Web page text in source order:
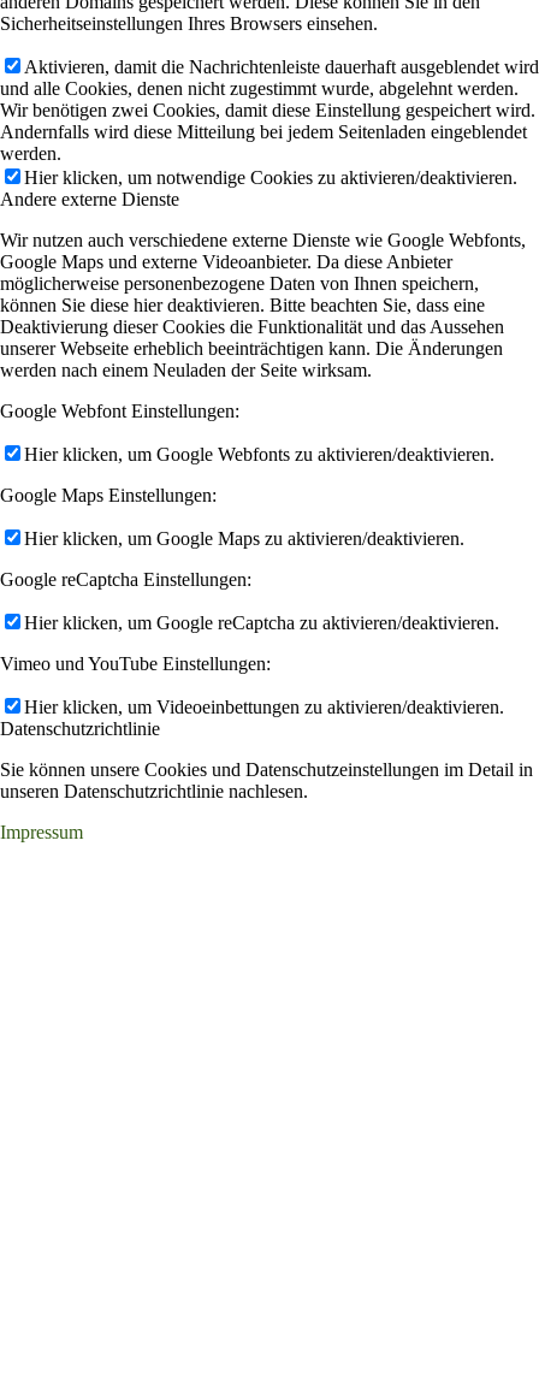
Sicherheitseinstellungen Ihres Browsers einsehen.
Aktivieren, damit die Nachrichtenleiste dauerhaft ausgeblendet wird
und alle Cookies, denen nicht zugestimmt wurde, abgelehnt werden.
Wir benötigen zwei Cookies, damit diese Einstellung gespeichert wird.
Andernfalls wird diese Mitteilung bei jedem Seitenladen eingeblendet
werden.
Hier klicken, um notwendige Cookies zu aktivieren/deaktivieren.
Andere externe Dienste
Wir nutzen auch verschiedene externe Dienste wie Google Webfonts,
Google Maps und externe Videoanbieter. Da diese Anbieter
möglicherweise personenbezogene Daten von Ihnen speichern,
können Sie diese hier deaktivieren. Bitte beachten Sie, dass eine
Deaktivierung dieser Cookies die Funktionalität und das Aussehen
unserer Webseite erheblich beeinträchtigen kann. Die Änderungen
werden nach einem Neuladen der Seite wirksam.
Google Webfont Einstellungen:
Hier klicken, um Google Webfonts zu aktivieren/deaktivieren.
Google Maps Einstellungen:
Hier klicken, um Google Maps zu aktivieren/deaktivieren.
Google reCaptcha Einstellungen:
Hier klicken, um Google reCaptcha zu aktivieren/deaktivieren.
Vimeo und YouTube Einstellungen:
Hier klicken, um Videoeinbettungen zu aktivieren/deaktivieren.
Datenschutzrichtlinie
Sie können unsere Cookies und Datenschutzeinstellungen im Detail in
unseren Datenschutzrichtlinie nachlesen.
Impressum